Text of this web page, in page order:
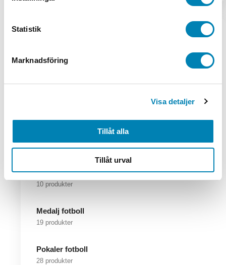
Statistik
Marknadsföring
Visa detaljer
Tillåt alla
Tillåt urval
Idrottspriser
Priser och pokaler
51 produkter
Golf pokal
10 produkter
Medalj fotboll
19 produkter
Pokaler fotboll
28 produkter